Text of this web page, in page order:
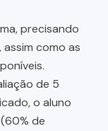
precisando
como as
de 5
o aluno
de